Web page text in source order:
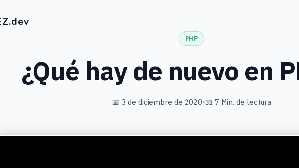
PHP
¿Qué hay de nuevo en
📅 3 de diciembre de 2020•📖 7 Min. de lectura